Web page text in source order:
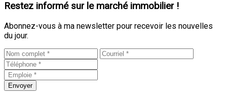
Restez informé sur le marché immobilier !
Abonnez-vous à ma newsletter pour recevoir les nouvelles
du jour.
Envoyer